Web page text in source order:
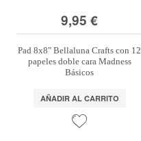
9,95 €
Pad 8x8" Bellaluna Crafts con 12
papeles doble cara Madness
Básicos
AÑADIR AL CARRITO